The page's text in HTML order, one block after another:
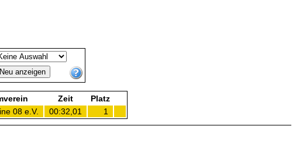
Zeit
Platz
08 e.V. 00:32,01 1